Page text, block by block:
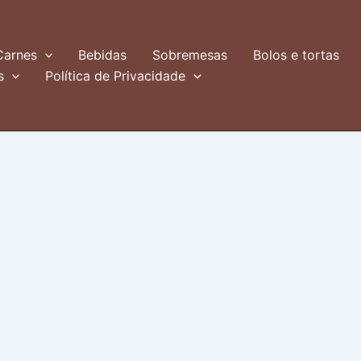
Bebidas Sobremesas
Bolos e tortas
Política de Privacidade